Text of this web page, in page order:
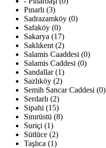
Pınarlı (3)
Sadrazamköy (0)
Safaköy (0)
Sakarya (17)
Saklıkent (2)
Salamis Caaddesi (0)
Salamis Caddesi (0)
Sandallar (1)
Sazlıköy (2)
Semih Sancar Caddesi (0)
Serdarlı (2)
Sipahi (15)
Sınırüstü (8)
Suriçi (1)
Sütlüce (2)
Taşlıca (1)